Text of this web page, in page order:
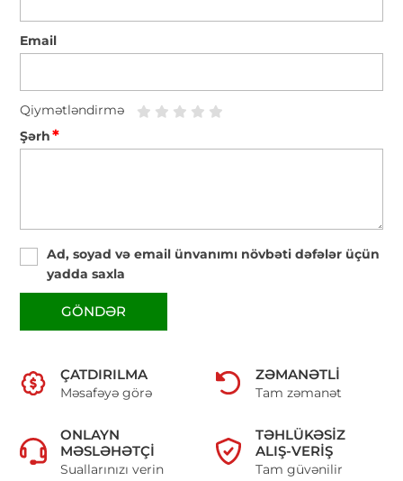
Email
Qiymətləndirmə
Şərh*
Ad, soyad və email ünvanımı növbəti dəfələr üçün
yadda saxla
GÖNDƏR
ÇATDIRILMA
Məsafəyə görə
ZƏMANƏTLI
Tam zəmanət
ONLAYN
MƏSLƏHƏTÇI
Suallarınızı verin
TƏHLÜKƏSIZ
ALIŞ-VERIŞ
Tam güvənilir